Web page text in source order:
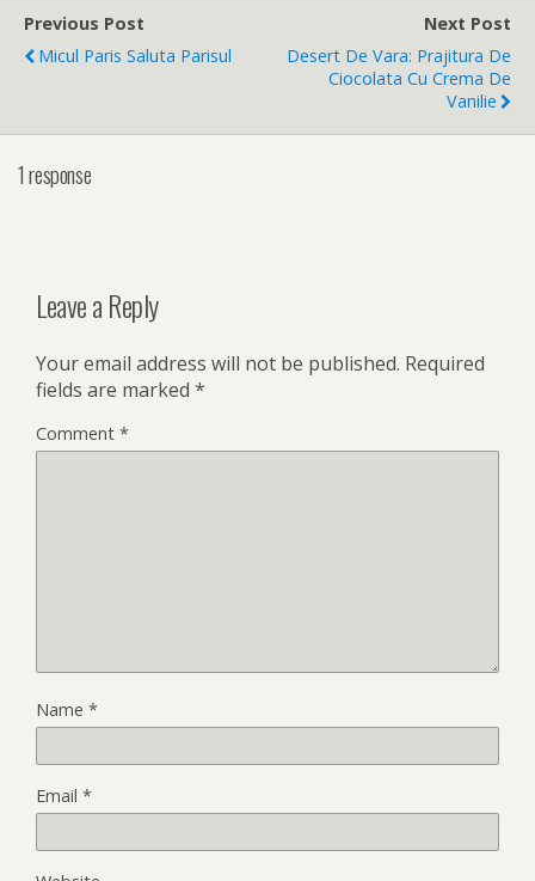
Previous Post
Micul Paris Saluta Parisul
Next Post
Desert De Vara: Prajitura De
Ciocolata Cu Crema De
Vanilie
1 response
Leave a Reply
Your email address will not be published. Required
fields are marked *
Comment *
Name *
Email *